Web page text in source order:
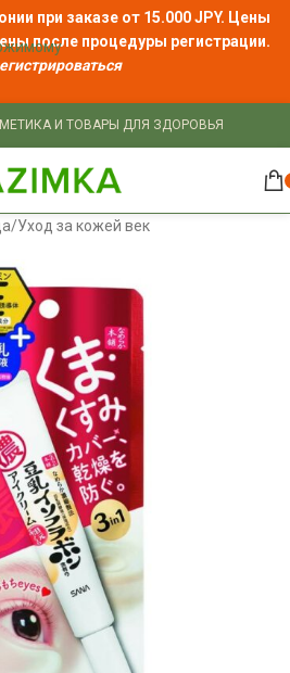
при заказе от 15.000 JPY. Цены
после процедуры регистрации.
И ТОВАРЫ ДЛЯ ЗДОРОВЬЯ
/Уход за кожей век